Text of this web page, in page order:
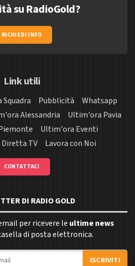
su RadioGold?
RICHIEDI INFO
Link utili
Squadra Pubblicità
Whatsapp
Alessandria
Ultim'ora Pavia
Ultim'ora Eventi
Diretta TV Lavora con Noi
CONTATTACI
DI RADIO GOLD
per ricevere le ultime news
di posta elettronica.
ISCRIVITI